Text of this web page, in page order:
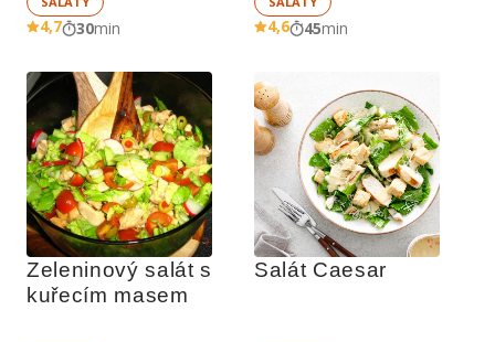
4,7 30min 4,6 45min
Zeleninový salát s
kuřecím masem
Salát Caesar